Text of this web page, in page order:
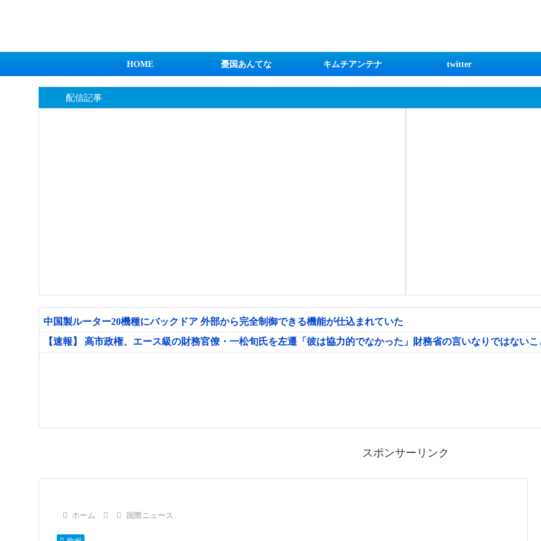
HOME 憂国あんてな キムチアンテナ twitter
配信記事
中国製ルーター20機種にバックドア 外部から完全制御できる機能が仕込まれていた
【速報】 高市政権、エース級の財務官僚・一松旬氏を左遷「彼は協力的でなかった」財務省の言いなりではない
スポンサーリンク
ホーム 国際ニュース